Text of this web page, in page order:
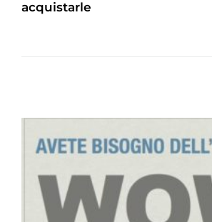
acquistarle